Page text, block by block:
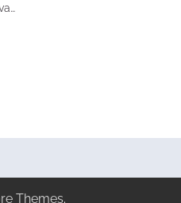
Themes.